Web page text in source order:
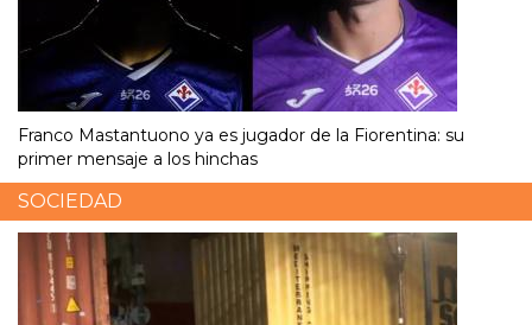
Franco Mastantuono ya es jugador de la Fiorentina: su
primer mensaje a los hinchas
SOCIEDAD